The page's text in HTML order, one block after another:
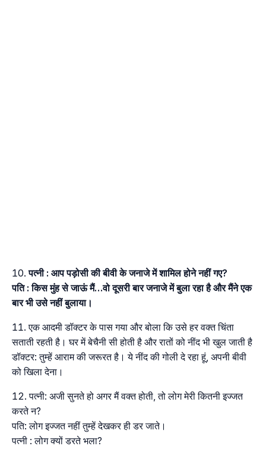
पत्नी : आप पड़ोसी की बीवी के जनाजे में शामिल होने नहीं गए?
पति : किस मुंह से जाऊं मैं…वो दूसरी बार जनाजे में बुला रहा है और मैंने एक
बार भी उसे नहीं बुलाया।
एक आदमी डॉक्टर के पास गया और बोला कि उसे हर वक्त चिंता
सताती रहती है। घर में बेचैनी सी होती है और रातों को नींद भी खुल जाती है
डॉक्टर: तुम्हें आराम की जरूरत है। ये नींद की गोली दे रहा हूं, अपनी बीवी
को खिला देना।
पत्नी: अजी सुनते हो अगर मैं वक्त होती, तो लोग मेरी कितनी इज्जत
करते न?
पति: लोग इज्जत नहीं तुम्हें देखकर ही डर जाते।
पत्नी : लोग क्यों डरते भला?